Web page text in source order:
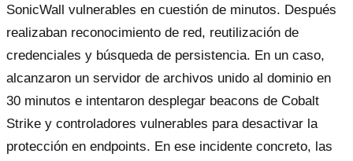
SonicWall vulnerables en cuestión de minutos. Después
realizaban reconocimiento de red, reutilización de
credenciales y búsqueda de persistencia. En un caso,
alcanzaron un servidor de archivos unido al dominio en
30 minutos e intentaron desplegar beacons de Cobalt
Strike y controladores vulnerables para desactivar la
protección en endpoints. En ese incidente concreto, las